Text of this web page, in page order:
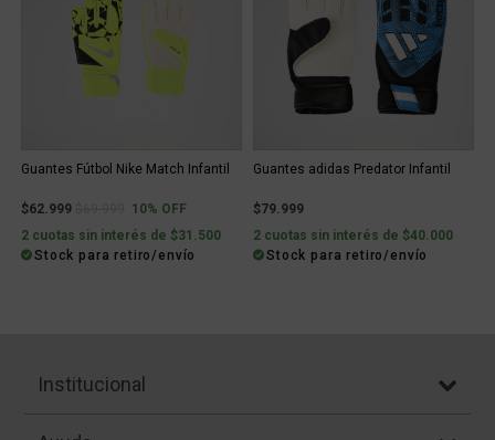
Guantes Fútbol Nike Match Infantil
$62.999 Price reduced from
to10% OFF
2 cuotas sin interés de $31.500
Stock para retiro/envío
Guantes adidas Predator Infantil
$79.999
2 cuotas sin interés de $40.000
Stock para retiro/envío
Institucional